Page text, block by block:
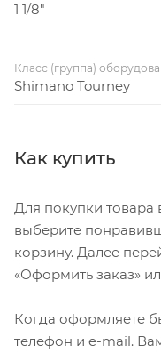
1 1/8"
Класс (группа)
Shimano Tourney
Как купить
Для покупки
выберите
корзину. Далее
«Оформить заказ»
Когда оформляете
телефон и e-mail.